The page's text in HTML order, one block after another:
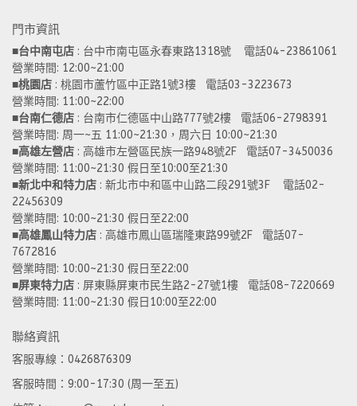
門市資訊
■台中南屯店 : 台中市南屯區永春東路1318號    電話04-23861061
營業時間: 12:00~21:00
■桃園店 : 桃園市蘆竹區中正路1號3樓   電話03-3223673
營業時間: 11:00~22:00
■台南仁德店 : 台南市仁德區中山路777號2樓   電話06-2798391
營業時間: 周一~五 11:00~21:30，周六日 10:00~21:30
■高雄左營店 : 高雄市左營區民族一路948號2F   電話07-3450036
營業時間: 11:00~21:30 假日至10:00至21:30
■新北中和特力店 : 新北市中和區中山路二段291號3F    電話02-
22456309
營業時間: 10:00~21:30 假日至22:00
■高雄鳳山特力店 : 高雄市鳳山區瑞隆東路99號2F   電話07-
7672816
營業時間: 10:00~21:30 假日至22:00
■屏東特力店 : 屏東縣屏東市民生路2-27號1樓   電話08-7220669
營業時間: 11:00~21:30 假日10:00至22:00
聯絡資訊
客服專線：0426876309
客服時間：9:00-17:30 (周一至五)